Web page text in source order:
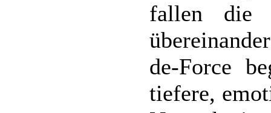
fallen die
de-Force
tiefere,